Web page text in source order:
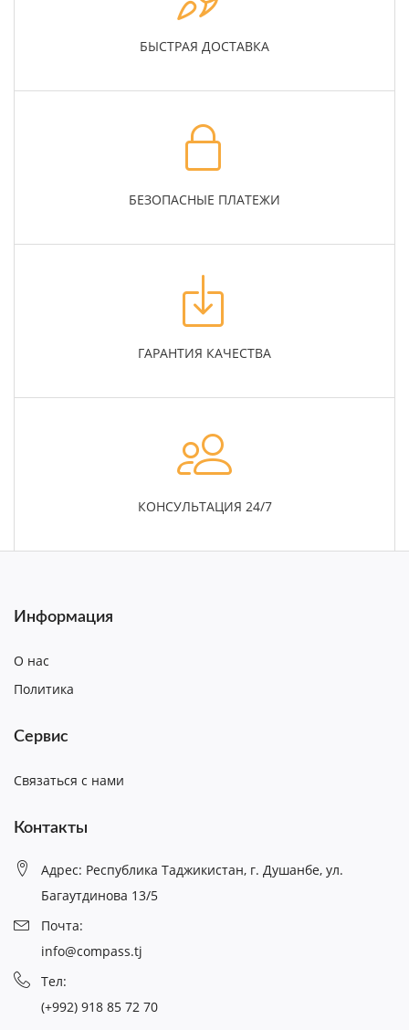
БЫСТРАЯ ДОСТАВКА
БЕЗОПАСНЫЕ ПЛАТЕЖИ
ГАРАНТИЯ КАЧЕСТВА
КОНСУЛЬТАЦИЯ 24/7
Информация
О нас
Политика
Сервис
Связаться с нами
Контакты
Адрес: Республика Таджикистан, г. Душанбе, ул.
Багаутдинова 13/5
Почта:
info@compass.tj
Тел:
(+992) 918 85 72 70